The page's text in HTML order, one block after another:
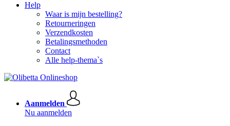
Help
Waar is mijn bestelling?
Retourneringen
Verzendkosten
Betalingsmethoden
Contact
Alle help-thema`s
Aanmelden
Nu aanmelden